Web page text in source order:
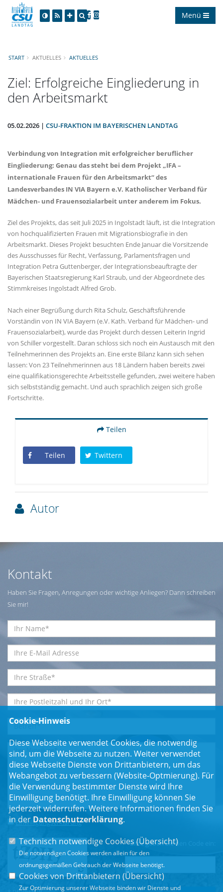
Menü
START AKTUELLES AKTUELLES
Ziel: Erfolgreiche Eingliederung in
den Arbeitsmarkt
05.02.2026 | CSU-FRAKTION IM BAYERISCHEN LANDTAG
Verbindung von Integration mit erfolgreicher beruflicher
Eingliederung: Genau das steht bei dem Projekt „IFA –
internationale Frauen für den Arbeitsmarkt“ des
Landesverbandes IN VIA Bayern e.V. Katholischer Verband für
Mädchen- und Frauensozialarbeit unter anderem im Fokus.
Ziel des Projekts, das seit Juli 2025 in Ingolstadt läuft, ist die Integration
von hochqualifizierten Frauen mit Migrationsbiografie in den
Arbeitsmarkt. Dieses Projekt besuchten Ende Januar die Vorsitzende
des Ausschusses für Recht, Verfassung, Parlamentsfragen und
Integration Petra Guttenberger, der Integrationsbeauftragte der
Bayerischen Staatsregierung Karl Straub, und der Abgeordnete des
Stimmkreises Ingolstadt Alfred Grob.
Nach einer Begrüßung durch Rita Schulz, Geschäftsführende
Vorständin von IN VIA Bayern (e.V. Kath. Verband für Mädchen- und
Frauensozialarbeit), wurde das Projekt durch dessen Leiterin Ingrid
von Schiller vorgestellt. Daran schloss sich noch ein Austausch mit den
Teilnehmerinnen des Projekts an. Eine erste Bilanz kann sich sehen
lassen: Von 23 Teilnehmerinnen aus 18 Ländern haben bereits zwei
eine qualifikationsgerechte Arbeitsstelle gefunden, zwei weitere haben
sich selbstständig gemacht. Und auch sprachlich zeigen sich große
Fortschritte.
Teilen
Teilen Twittern
Autor
Kontakt
Haben Sie Fragen, Anregungen oder wichtige Anliegen? Dann schreiben
Sie mir!
Einwilligungserklärung*
Bitte geben Sie den Code ein:
Cookie-Hinweis
Diese Webseite verwendet Cookies, die notwendig
sind, um die Webseite zu nutzen. Weiter verwendet
diese Webseite Dienste von Drittanbietern, um das
Webangebot zu verbessern (Website-Optmierung). Für
die Verwendung bestimmter Dienste wird Ihre
Einwilligung benötigt. Ihre Einwilligung können Sie
jederzeit widerrufen. Weitere Informationen finden Sie
in der Datenschutzerklärung.
Technisch notwendige Cookies (Übersicht)
Die notwendigen Cookies werden allein für den
ordnungsgemäßen Gebrauch der Webseite benötigt.
Cookies von Drittanbietern (Übersicht)
Zur Optimierung unserer Webseite binden wir Dienste und